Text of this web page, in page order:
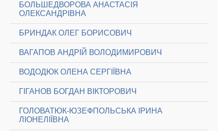
БОЛЬШЕДВОРОВА АНАСТАСІЯ
ОЛЕКСАНДРІВНА
БРИНДАК ОЛЕГ БОРИСОВИЧ
ВАГАПОВ АНДРІЙ ВОЛОДИМИРОВИЧ
ВОДОДЮК ОЛЕНА СЕРГІЇВНА
ГІГАНОВ БОГДАН ВІКТОРОВИЧ
ГОЛОВАТЮК-ЮЗЕФПОЛЬСЬКА ІРИНА
ЛІОНЕЛІЇВНА